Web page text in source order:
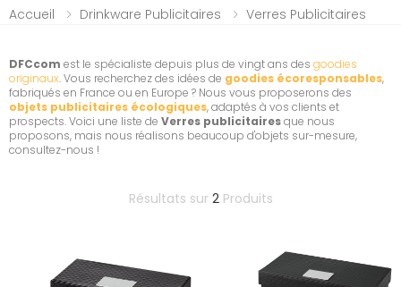
Accueil Drinkware Publicitaires Verres Publicitaires
DFCcom est le spécialiste depuis plus de vingt ans des goodies
originaux. Vous recherchez des idées de goodies écoresponsables,
fabriqués en France ou en Europe ? Nous vous proposerons des
objets publicitaires écologiques, adaptés à vos clients et
prospects. Voici une liste de Verres publicitairesque nous
proposons, mais nous réalisons beaucoup d'objets sur-mesure,
consultez-nous !
Résultats sur 2Produits